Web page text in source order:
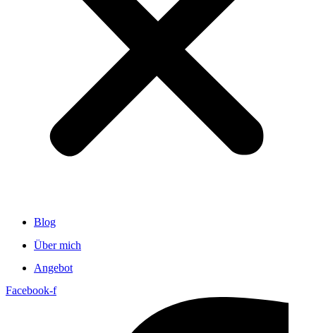
Blog
Über mich
Angebot
Facebook-f